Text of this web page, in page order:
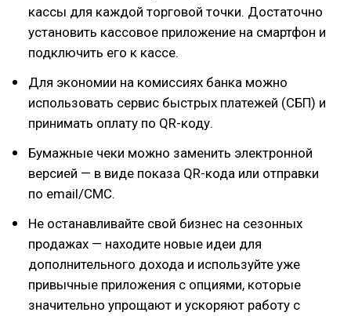
кассы для каждой торговой точки. Достаточно
установить кассовое приложение на смартфон и
подключить его к кассе.
Для экономии на комиссиях банка можно
использовать сервис быстрых платежей (СБП) и
принимать оплату по QR-коду.
Бумажные чеки можно заменить электронной
версией — в виде показа QR-кода или отправки
по email/СМС.
Не останавливайте свой бизнес на сезонных
продажах — находите новые идеи для
дополнительного дохода и используйте уже
привычные приложения с опциями, которые
значительно упрощают и ускоряют работу с